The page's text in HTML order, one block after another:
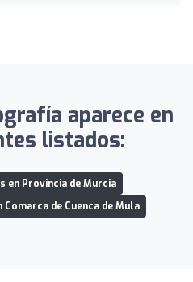
aparece en
listados:
en Provincia de Murcia
de Cuenca de Mula